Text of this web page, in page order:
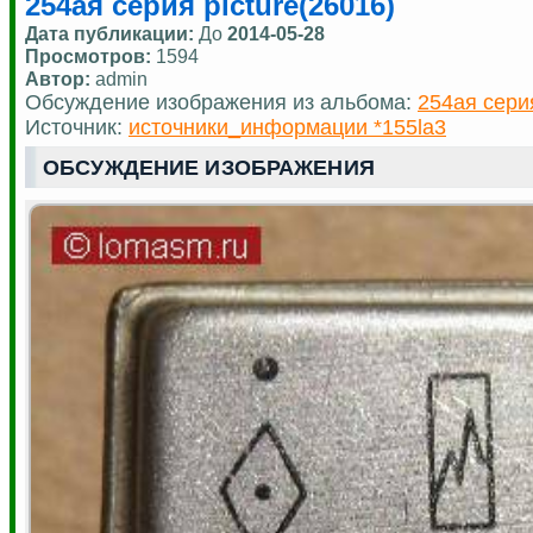
Дата публикации: До 2014-05-28
Просмотров: 1594
Автор: admin
Обсуждение изображения из альбома: 254ая
Источник: источники_информации *155la3
ОБСУЖДЕНИЕ ИЗОБРАЖЕНИЯ